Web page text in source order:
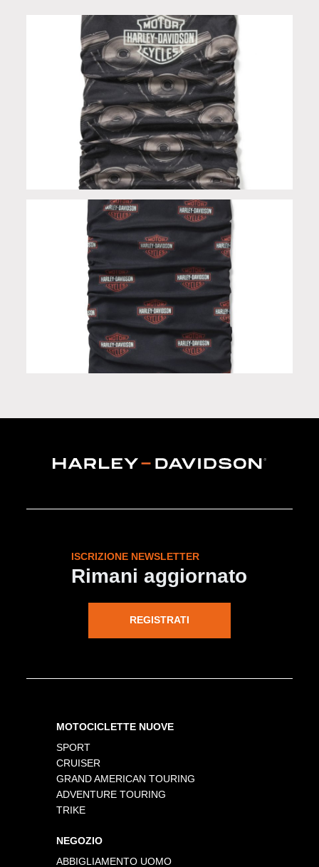
Scaldacollo in Limited Edition
Scaldacollo in Limited Edition
ISCRIZIONE NEWSLETTER
Rimani aggiornato
REGISTRATI
MOTOCICLETTE NUOVE
SPORT
CRUISER
GRAND AMERICAN TOURING
ADVENTURE TOURING
TRIKE
NEGOZIO
ABBIGLIAMENTO UOMO